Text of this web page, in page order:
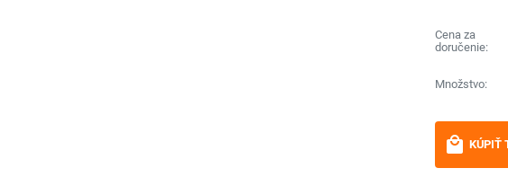
Cena za
doručenie:
Množstvo:
local_mall KÚPIŤ